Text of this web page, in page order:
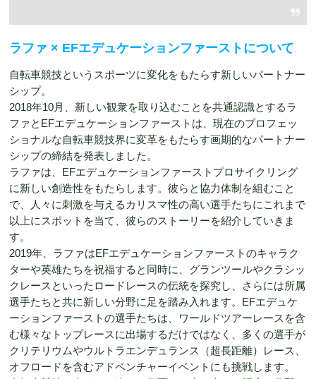
ラファ × EFエデュケーションファーストについて
自転車競技というスポーツに変化をもたらす新しいパートナー
シップ。
2018年10月、新しい観衆を取り込むことを共通認識とするラ
ファとEFエデュケーションファーストは、現在のプロフェッ
ショナルな自転車競技界に変革をもたらす画期的なパートナー
シップの締結を発表しました。
ラファは、EFエデュケーションファーストプロサイクリング
に新しい創造性をもたらします。彼らと協力体制を組むこと
で、人々に刺激を与えるカリスマ性の高い選手たちにこれまで
以上にスポットを当て、彼らのストーリーを紹介していきま
す。
2019年、ラファはEFエデュケーションファーストのキャラク
ターや英雄たちを祝福すると同時に、グランツールやクラシッ
クレースといったロードレースの伝統を探究し、さらには所属
選手たちと共に新しい分野に足を踏み入れます。EFエデュケ
ーションファーストの選手たちは、ワールドツアーレースを含
む様々なトップレースに出場するだけではなく、多くの選手が
クリテリウムやウルトラエンデュランス（超長距離）レース、
オフロードを含むアドベンチャーイベントにも挑戦します。